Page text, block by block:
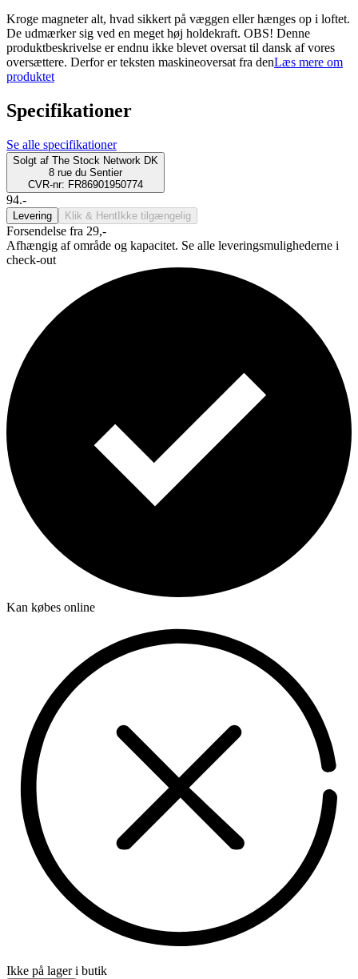
Kroge magneter alt, hvad sikkert på væggen eller hænges op i loftet.
De udmærker sig ved en meget høj holdekraft. OBS! Denne
produktbeskrivelse er endnu ikke blevet oversat til dansk af vores
oversættere. Derfor er teksten maskineoversat fra denLæs mere om
produktet
Specifikationer
Se alle specifikationer
Solgt af The Stock Network DK
8 rue du Sentier
CVR-nr: FR86901950774
94.-
Levering Klik & Hent Ikke tilgængelig
Forsendelse fra 29,-
Afhængig af område og kapacitet. Se alle leveringsmulighederne i
check-out
Kan købes online
Ikke på lager i butik